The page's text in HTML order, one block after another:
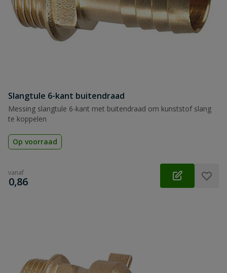
Slangtule 6-kant buitendraad
Messing slangtule 6-kant met buitendraad om kunststof slang
te koppelen
Op voorraad
vanaf
€
0,86